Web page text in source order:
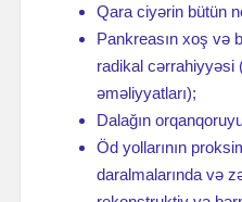
Qara ciyərin bütün
Pankreasın xoş və
radikal cərrahiyyəsi
əməliyyatları);
Dalağın
Öd yollarının
daralmalarında və